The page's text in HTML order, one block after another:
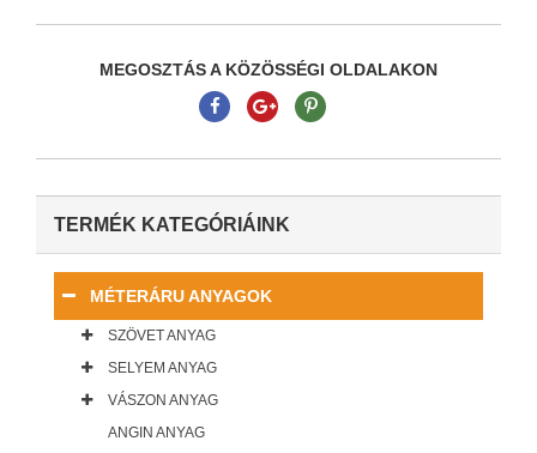
MEGOSZTÁS A KÖZÖSSÉGI OLDALAKON
TERMÉK KATEGÓRIÁINK
MÉTERÁRU ANYAGOK
SZÖVET ANYAG
SELYEM ANYAG
VÁSZON ANYAG
ANGIN ANYAG